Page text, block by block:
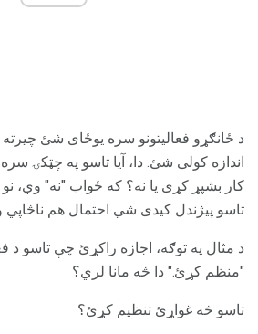
د ځانګړو فعالیتونو سره یوځای شئ
اندازه کولی شئ. دا، آیا تاسو په چټکۍ
کار بشپړ کړی یا نه؟ که ځواب "نه" وي،
تاسو پیژندل کیدی شي احتمال هم
د مثال په توګه، اجازه راکړئ چې تاسو د
"منظم کړئ." دا څه مانا لري؟
تاسو څه غواړئ تنظیم کړئ؟